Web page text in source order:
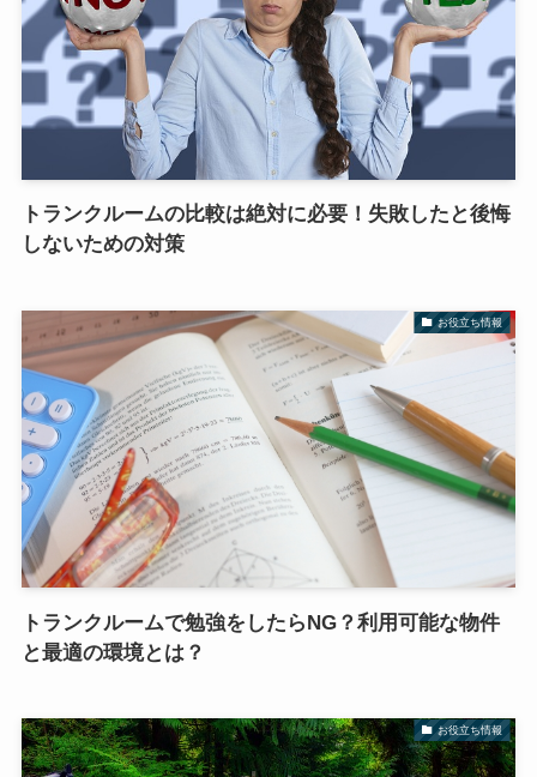
トランクルームの比較は絶対に必要！失敗したと後悔
しないための対策
お役立ち情報
トランクルームで勉強をしたらNG？利用可能な物件
と最適の環境とは？
お役立ち情報